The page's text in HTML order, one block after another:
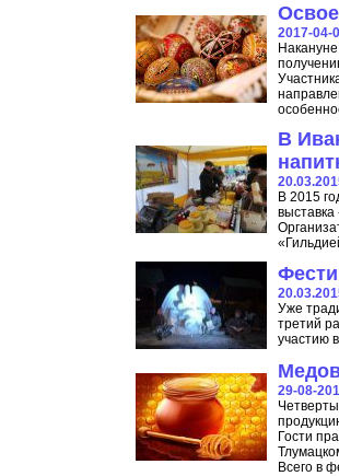
2017-04-
В
В 2015
Уже
третий
участию
29-08-
Гости
Всего в